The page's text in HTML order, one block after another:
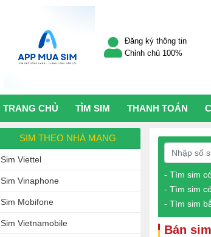
Đăng ký thông tin
Chỉnh chủ 100%
TRANG CHỦ TÌM SIM THANH TOÁN
- Tìm sim
- Tìm sim
- Tìm sim
Bán
SIM THEO NHÀ MẠNG
Sim Viettel
Sim Vinaphone
Sim Mobifone
Sim Vietnamobile